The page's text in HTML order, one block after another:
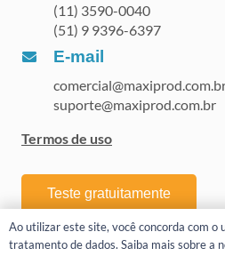
(11) 3590-0040
(51) 9 9396-6397
E-mail
suporte@maxiprod.com.br
Termos de uso
Teste gratuitamente
Ao utilizar este site, você concorda com o
tratamento de dados. Saiba mais sobre a